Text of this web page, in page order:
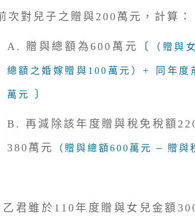
次對兒子之贈與200萬元，計算 ：
A. 贈與總額為600萬元 〔 （贈與
總額之婚嫁贈與100萬元）+ 同年度
萬元 〕
B. 再減除該年度贈與稅免稅額
380萬元
（贈與總額600萬元 – 贈與
乙君雖於110年度贈與女兒金額